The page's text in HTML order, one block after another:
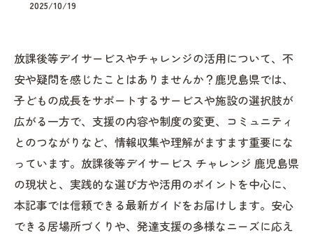
2025/10/19
放課後等デイサービスやチャレンジの活用について、不
安や疑問を感じたことはありませんか？鹿児島県では、
子どもの成長をサポートするサービスや施設の選択肢が
広がる一方で、支援の内容や制度の変更、コミュニティ
とのつながりなど、情報収集や理解がますます重要にな
っています。放課後等デイサービス チャレンジ 鹿児島県
の現状と、実践的な選び方や活用のポイントを中心に、
本記事では信頼できる最新ガイドをお届けします。安心
できる居場所づくりや、発達支援の多様なニーズに応え